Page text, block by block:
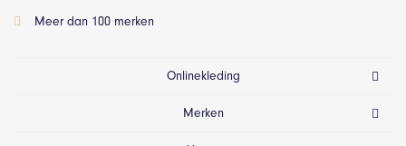
Meer dan 100 merken
Onlinekleding
Merken